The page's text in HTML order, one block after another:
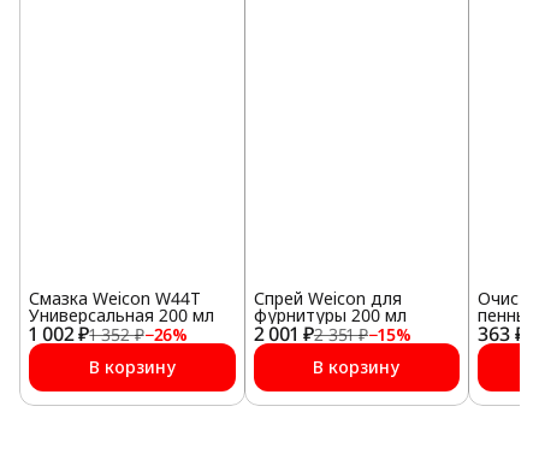
1 002 ₽1 352 ₽−26%
Смазка Weicon W44T
Универсальная 200 мл
В корзину
2 001 ₽2 351 ₽−15%
Спрей Weicon для
фурнитуры 200 мл
В корзину
363 ₽
пенный